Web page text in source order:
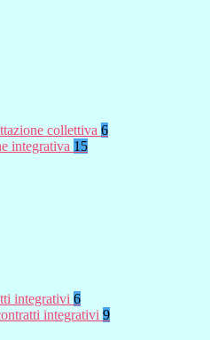
collettiva 6
integrativa 15
integrativi 6
integrativi 9